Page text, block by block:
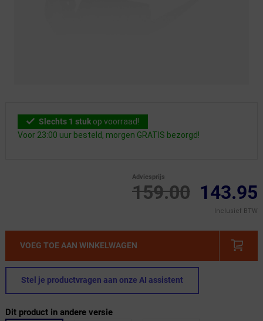
Slechts 1 stuk op voorraad!
Voor 23:00 uur besteld, morgen GRATIS bezorgd!
159.00
Adviesprijs
143.95
Inclusief BTW
VOEG TOE AAN WINKELWAGEN
Stel je productvragen aan onze AI assistent
Dit product in andere versie